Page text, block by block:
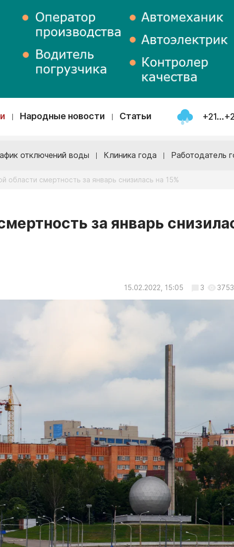
Народные новости Статьи
отключений воды Клиника года Работодатель
области смертность за январь снизилась на 15%
за январь
15.02.2022, 15:05 3 3753